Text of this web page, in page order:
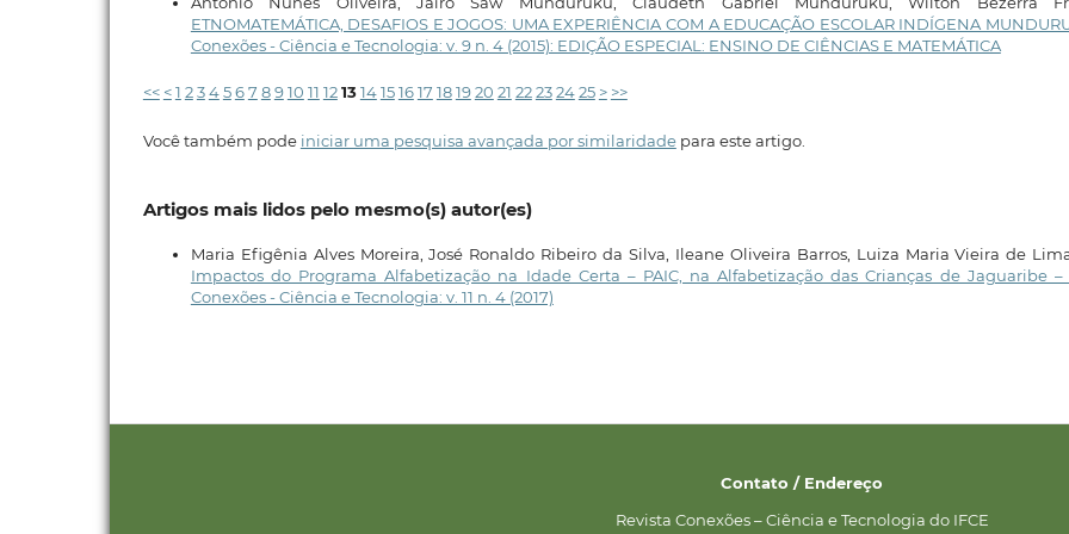
ETNOMATEMÁTICA, DESAFIOS E JOGOS: UMA EXPERIÊNCIA COM A EDUCAÇÃO ESCOLAR INDÍGENA
Conexões - Ciência e Tecnologia: v. 9 n. 4 (2015): EDIÇÃO ESPECIAL: ENSINO DE CIÊNCIAS E MATEMÁTICA
<< <1 234567 8910 11 121314151617 181920 21 22232425 > >>
Você também pode iniciar uma pesquisa avançada por similaridadepara este artigo.
Artigos mais lidos pelo mesmo(s) autor(es)
Maria Efigênia Alves Moreira, José Ronaldo Ribeiro da Silva, Ileane Oliveira Barros, Luiza Maria Vieira de
Impactos do Programa Alfabetização na Idade Certa – PAIC, na Alfabetização das Crianças de Jaguaribe –
Conexões - Ciência e Tecnologia: v. 11 n. 4 (2017)
Contato / Endereço
Revista Conexões – Ciência e Tecnologia do IFCE